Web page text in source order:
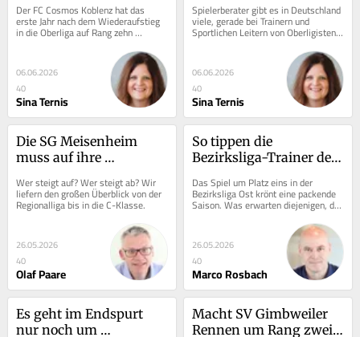
Der FC Cosmos Koblenz hat das
erste Jahr nach dem Wiederaufstieg
in die Oberliga auf Rang zehn
beendet. Damit ist Coach Admir
06.06.2026
40
Sina Ternis
Spielerberater gibt es in Deutschland
viele, gerade bei Trainern und
Sportlichen Leitern von Oberligisten
dürfte der Begriff beim Küren nach
06.06.2026
40
Sina Ternis
Die SG Meisenheim
muss auf ihre
Wer steigt auf? Wer steigt ab? Wir
liefern den großen Überblick von der
Regionalliga bis in die C-Klasse.
26.05.2026
40
Olaf Paare
So tippen die
Bezirksliga-Trainer den
Das Spiel um Platz eins in der
Bezirksliga Ost krönt eine packende
Saison. Was erwarten diejenigen, die
mit ihren Teams die Stärke der
26.05.2026
40
Marco Rosbach
Es geht im Endspurt
nur noch um
Macht SV Gimbweiler
Rennen um Rang zwei